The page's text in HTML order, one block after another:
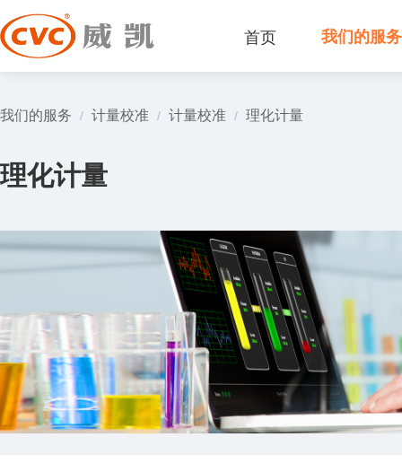
首页 我们的服务
我们的服务 / 计量校准 / 计量校准 / 理化计量
理化计量